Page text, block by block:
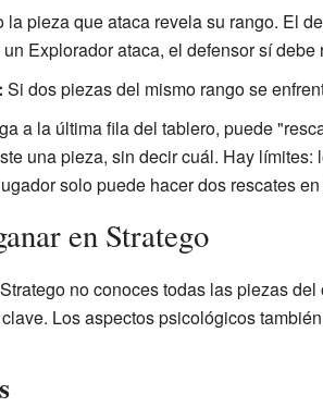
la pieza que ataca revela su rango. El
Explorador ataca, el defensor sí debe
Si dos piezas del mismo rango se
a la última fila del tablero, puede
una pieza, sin decir cuál. Hay
solo puede hacer dos rescates en
en Stratego
no conoces todas las piezas
Los aspectos psicológicos